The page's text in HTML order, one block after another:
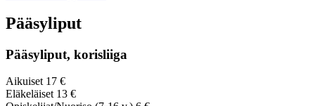
Pääsyliput
Pääsyliput, korisliiga
Aikuiset 17 €
Eläkeläiset 13 €